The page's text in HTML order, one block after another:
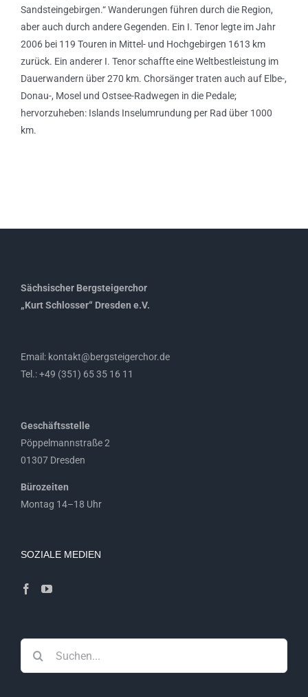
Sandsteingebirgen.“ Wanderungen führen durch die Region,
aber auch durch andere Gegenden. Ein I. Tenor legte im Jahr
2006 bei 119 Touren in Mittel- und Hochgebirgen 1613 km
zurück. Ein anderer I. Tenor schaffte eine Weltbestleistung im
Dauerwandern über 270 km. Chorsänger traten auch auf Elbe-,
Donau-, Mosel und Ostsee-Radwegen in die Pedale;
hervorzuheben: Islands Inselumrundung per Rad über 1000
km.
Sächsischer Bergsteigerchor
„Kurt Schlosser“ Dresden e.V.
Email: kontakt@bergsteigerchor.de
Tel.: +49 (351) 65 35 16 11
Geschäftsstelle
Pöppelmannstraße 2
01307 Dresden
Bürozeiten
Montag 14–18 Uhr
SOZIALE MEDIEN
nach: